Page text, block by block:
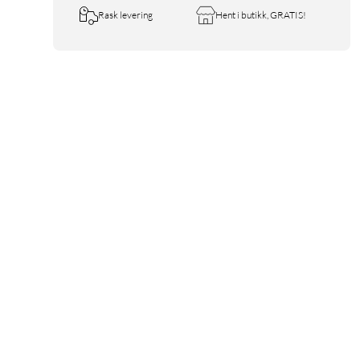
Rask levering Hent i butikk, GRATIS!